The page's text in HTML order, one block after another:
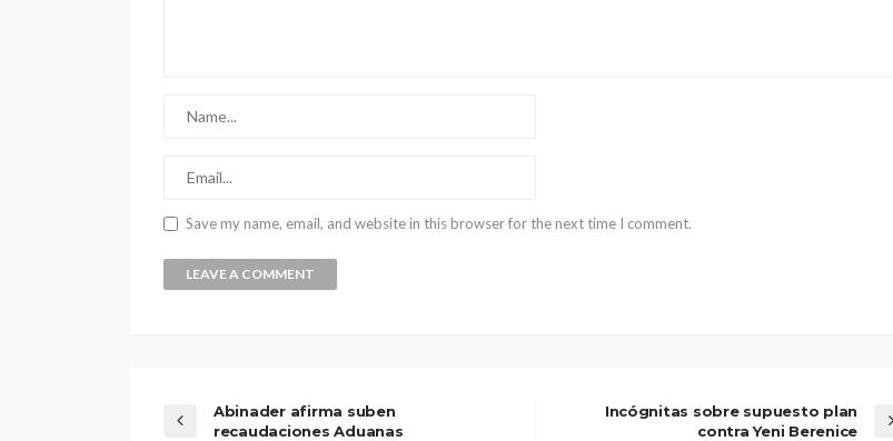
Save my name, email, and website in this browser for the next time I comment.
Abinader afirma suben
recaudaciones Aduanas
Incógnitas sobre supuesto plan
contra Yeni Berenice